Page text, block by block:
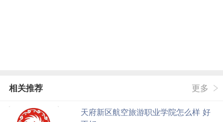
相关推荐 更多
天府新区航空旅游职业学院怎么样 好